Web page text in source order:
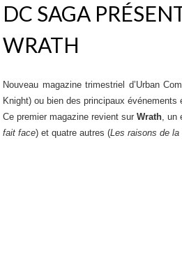
DC SAGA
WRATH
Nouveau magazine trimestriel d’Urban
Knight) ou bien des principaux
Ce premier magazine revient sur Wrath, un
fait face) et quatre autres (Les raisons de la